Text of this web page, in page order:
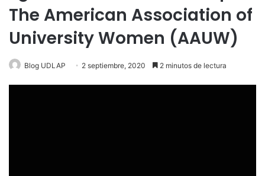
The American Association of
University Women (AAUW)
Blog UDLAP 2 septiembre, 2020 2 minutos de lectura